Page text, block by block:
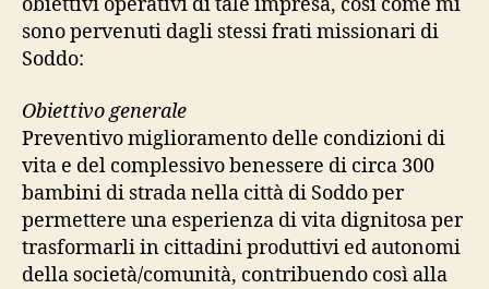
sono pervenuti dagli stessi frati missionari di
Soddo:
Obiettivo generale
Preventivo miglioramento delle condizioni di
vita e del complessivo benessere di circa 300
bambini di strada nella città di Soddo per
permettere una esperienza di vita dignitosa per
trasformarli in cittadini produttivi ed autonomi
della società/comunità, contribuendo così alla